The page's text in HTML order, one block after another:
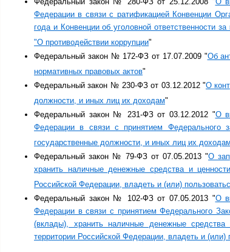
Федерации в связи с ратификацией Конвенции
года и Конвенции об уголовной ответственности
"О противодействии коррупции"
Федеральный закон № 172-ФЗ от 17.07.2009 "Об
нормативных правовых актов"
Федеральный закон № 230-ФЗ от 03.12.2012 "О
должности, и иных лиц их доходам"
Федеральный закон № 231-ФЗ от 03.12.2012 "О
Федерации в связи с принятием Федерального
государственные должности, и иных лиц их доходам
Федеральный закон № 79-ФЗ от 07.05.2013 "О
хранить наличные денежные средства и
Российской Федерации, владеть и (или)
Федеральный закон № 102-ФЗ от 07.05.2013 "О
Федерации в связи с принятием Федерального
(вклады), хранить наличные денежные
территории Российской Федерации, владеть и